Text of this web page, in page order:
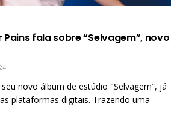
fala sobre “Selvagem”, novo
novo álbum de estúdio "Selvagem”, já
plataformas digitais. Trazendo uma